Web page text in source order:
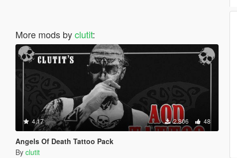
More mods byclutit:
4.17 2.806 48
Angels Of Death Tattoo Pack
By clutit